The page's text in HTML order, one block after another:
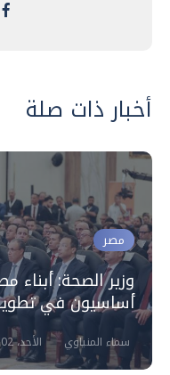
أخبار ذات صلة
مصر
وزير الصحة: أبناء
أساسيون في
سماء المنياوي الأحد، 02 اغسطس 2026 01:48 م